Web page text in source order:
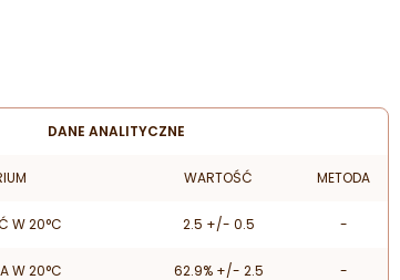
DANE ANALITYCZNE
WARTOŚĆ METODA
W 20°C 2.5 +/- 0.5 -
W 20°C 62.9% +/- 2.5 -